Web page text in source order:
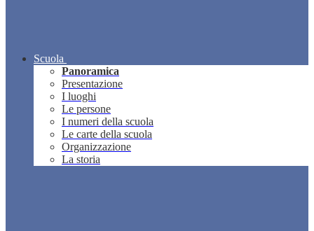
Scuola
Panoramica
Presentazione
I luoghi
Le persone
I numeri della scuola
Le carte della scuola
Organizzazione
La storia